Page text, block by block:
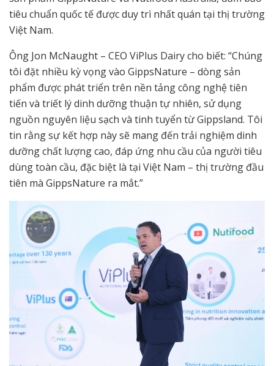
tiêu chuẩn quốc tế được duy trì nhất quán tại thị trường
Việt Nam.
Ông Jon McNaught – CEO ViPlus Dairy cho biết: “Chúng
tôi đặt nhiều kỳ vọng vào GippsNature – dòng sản
phẩm được phát triển trên nền tảng công nghệ tiên
tiến và triết lý dinh dưỡng thuận tự nhiên, sử dụng
nguồn nguyên liệu sạch và tinh tuyển từ Gippsland. Tôi
tin rằng sự kết hợp này sẽ mang đến trải nghiệm dinh
dưỡng chất lượng cao, đáp ứng nhu cầu của người tiêu
dùng toàn cầu, đặc biệt là tại Việt Nam – thị trường đầu
tiên mà GippsNature ra mắt.”